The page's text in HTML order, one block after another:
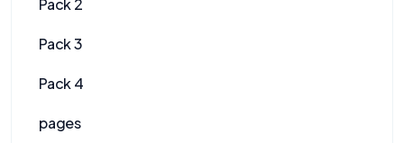
Pack 2
Pack 3
Pack 4
pages